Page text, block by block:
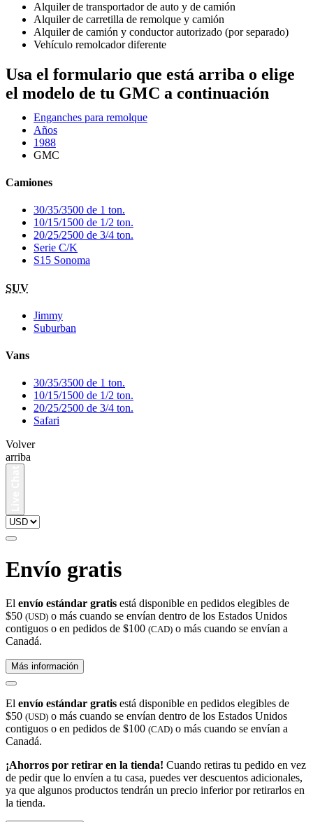
Alquiler de transportador de auto y de camión
Alquiler de carretilla de remolque y camión
Alquiler de camión y conductor autorizado (por separado)
Vehículo remolcador diferente
Usa el formulario que está arriba o elige
el modelo de tu GMC a continuación
Enganches para remolque
Años
1988
GMC
Camiones
30/35/3500 de 1 ton.
10/15/1500 de 1/2 ton.
20/25/2500 de 3/4 ton.
Serie C/K
S15 Sonoma
SUV
Jimmy
Suburban
Vans
30/35/3500 de 1 ton.
10/15/1500 de 1/2 ton.
20/25/2500 de 3/4 ton.
Safari
Volver
arriba
Envío gratis
El envío estándar gratis está disponible en pedidos elegibles de
$50 (USD) o más cuando se envían dentro de los Estados Unidos
contiguos o en pedidos de $100 (CAD) o más cuando se envían a
Canadá.
Más información
El envío estándar gratis está disponible en pedidos elegibles de
$50 (USD) o más cuando se envían dentro de los Estados Unidos
contiguos o en pedidos de $100 (CAD) o más cuando se envían a
Canadá.
¡Ahorros por retirar en la tienda! Cuando retiras tu pedido en vez
de pedir que lo envíen a tu casa, puedes ver descuentos adicionales,
ya que algunos productos tendrán un precio inferior por retirarlos en
la tienda.